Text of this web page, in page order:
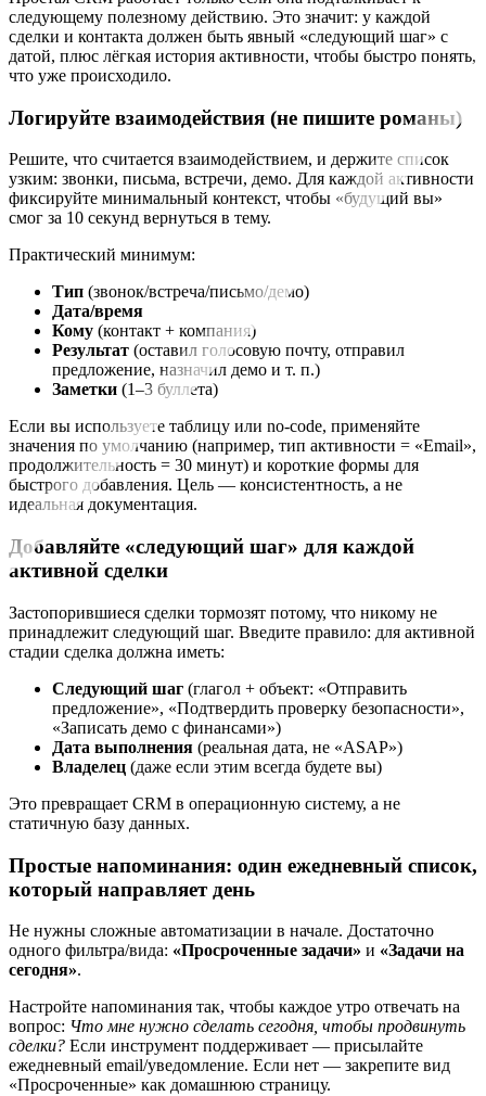
следующему полезному действию. Это значит: у каждой
сделки и контакта должен быть явный «следующий шаг» с
датой, плюс лёгкая история активности, чтобы быстро понять,
что уже происходило.
Логируйте взаимодействия (не пишите романы)
Решите, что считается взаимодействием, и держите список
узким: звонки, письма, встречи, демо. Для каждой активности
фиксируйте минимальный контекст, чтобы «будущий вы»
смог за 10 секунд вернуться в тему.
Практический минимум:
Тип (звонок/встреча/письмо/демо)
Дата/время
Кому (контакт + компания)
Результат (оставил голосовую почту, отправил
предложение, назначил демо и т. п.)
Заметки (1–3 буллета)
Если вы используете таблицу или no-code, применяйте
значения по умолчанию (например, тип активности = «Email»,
продолжительность = 30 минут) и короткие формы для
быстрого добавления. Цель — консистентность, а не
идеальная документация.
Добавляйте «следующий шаг» для каждой
активной сделки
Застопорившиеся сделки тормозят потому, что никому не
принадлежит следующий шаг. Введите правило: для активной
стадии сделка должна иметь:
Следующий шаг (глагол + объект: «Отправить
предложение», «Подтвердить проверку безопасности»,
«Записать демо с финансами»)
Дата выполнения (реальная дата, не «ASAP»)
Владелец (даже если этим всегда будете вы)
Это превращает CRM в операционную систему, а не
статичную базу данных.
Простые напоминания: один ежедневный список,
который направляет день
Не нужны сложные автоматизации в начале. Достаточно
одного фильтра/вида: «Просроченные задачи» и «Задачи на
сегодня».
Настройте напоминания так, чтобы каждое утро отвечать на
вопрос: Что мне нужно сделать сегодня, чтобы продвинуть
сделки? Если инструмент поддерживает — присылайте
ежедневный email/уведомление. Если нет — закрепите вид
«Просроченные» как домашнюю страницу.